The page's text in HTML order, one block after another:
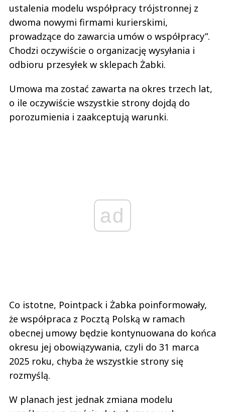
ustalenia modelu współpracy trójstronnej z
dwoma nowymi firmami kurierskimi,
prowadzące do zawarcia umów o współpracy”.
Chodzi oczywiście o organizację wysyłania i
odbioru przesyłek w sklepach Żabki.
Umowa ma zostać zawarta na okres trzech lat,
o ile oczywiście wszystkie strony dojdą do
porozumienia i zaakceptują warunki.
ad
Co istotne, Pointpack i Żabka poinformowały,
że współpraca z Pocztą Polską w ramach
obecnej umowy będzie kontynuowana do końca
okresu jej obowiązywania, czyli do 31 marca
2025 roku, chyba że wszystkie strony się
rozmyślą.
W planach jest jednak zmiana modelu